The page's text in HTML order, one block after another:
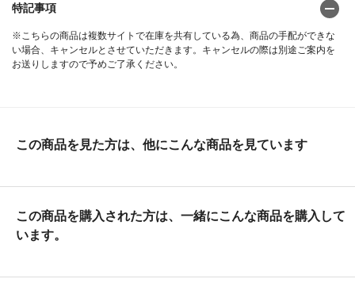
特記事項
※こちらの商品は複数サイトで在庫を共有している為、商品の手配ができな
い場合、キャンセルとさせていただきます。キャンセルの際は別途ご案内を
お送りしますので予めご了承ください。
この商品を見た方は、他にこんな商品を見ています
この商品を購入された方は、一緒にこんな商品を購入して
います。